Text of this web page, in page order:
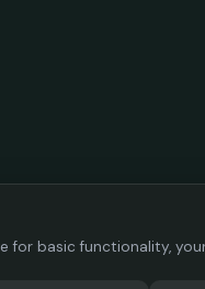
for basic functionality,